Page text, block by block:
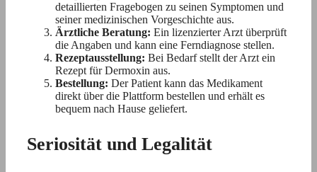
detaillierten Fragebogen zu seinen Symptomen und
seiner medizinischen Vorgeschichte aus.
Ärztliche Beratung: Ein lizenzierter Arzt überprüft
die Angaben und kann eine Ferndiagnose stellen.
Rezeptausstellung: Bei Bedarf stellt der Arzt ein
Rezept für Dermoxin aus.
Bestellung: Der Patient kann das Medikament
direkt über die Plattform bestellen und erhält es
bequem nach Hause geliefert.
Seriosität und Legalität